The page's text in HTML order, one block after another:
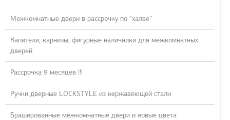
Межкомнатные двери в рассрочку по “халве”
Капители, карнизы, фигурные наличники для межкомнатных
дверей
Рассрочка 9 месяцев !!!
Ручки дверные LOCKSTYLE из нержавеющей стали
Брашированные межкомнатные двери и новые цвета